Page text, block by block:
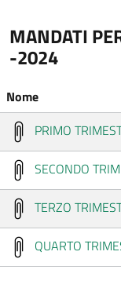
MANDATI
-2024
Nome
PRIMO
SECONDO
TERZO
QUARTO